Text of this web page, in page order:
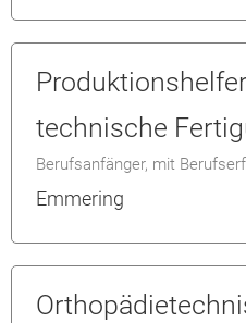
technische
Berufsanfänger, mit
Emmering